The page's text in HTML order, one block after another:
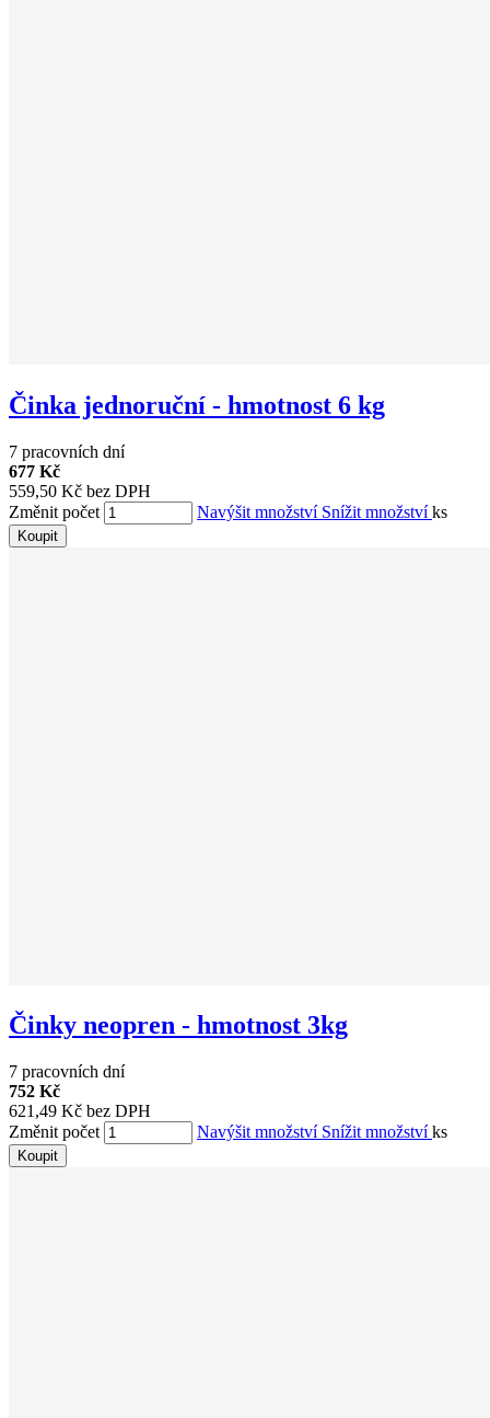
Činka jednoruční - hmotnost 6 kg
7 pracovních dní
677 Kč
559,50 Kč bez DPH
Změnit počet
Navýšit množství Snížit množstvíks
Koupit
Činky neopren - hmotnost 3kg
7 pracovních dní
752 Kč
621,49 Kč bez DPH
Změnit počet
Navýšit množství Snížit množstvíks
Koupit